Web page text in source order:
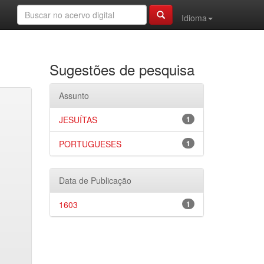
Idioma
Sugestões de pesquisa
Assunto
1
JESUÍTAS
1
PORTUGUESES
Data de Publicação
1
1603